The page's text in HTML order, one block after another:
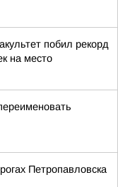
побил рекорд
на место
Петропавловска